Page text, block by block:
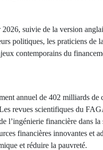
suivie de la version
politiques, les praticiens de
contemporains du
annuel de 402 milliards de
revues scientifiques du
l’ingénierie financière dans
financières innovantes et
et réduire la pauvreté.